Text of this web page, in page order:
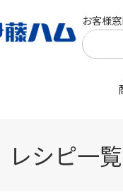
お客様
レシピ一覧